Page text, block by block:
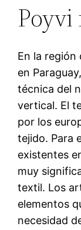
En la región
en
técnica del
vertical. El
por los
tejido. Para
existentes
muy
textil. Los
elementos
necesidad